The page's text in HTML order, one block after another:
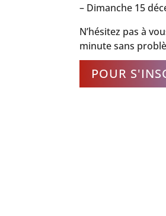
– Dimanche 15
N’hésitez pas à
minute sans
POUR